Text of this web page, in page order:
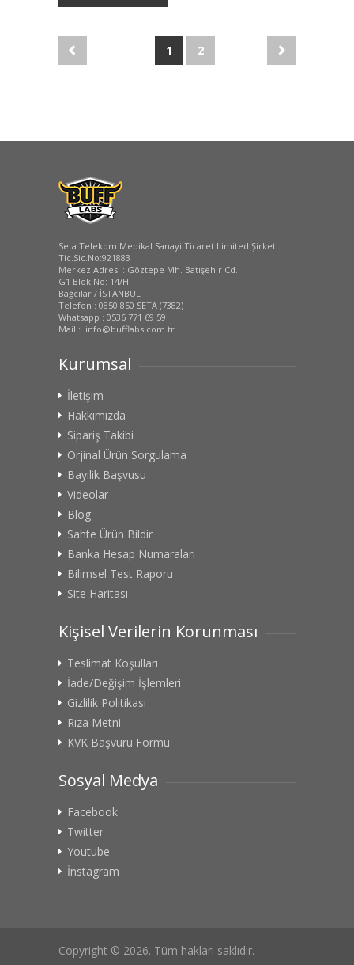
1 2
Seta Telekom Medikal Sanayi Ticaret Limited Şirketi.
Tic.Sic.No:921883
Merkez Adresi : Göztepe Mh. Batışehir Cd.
G1 Blok No: 14/H
Bağcılar / İSTANBUL
Telefon : 0850 850 SETA (7382)
Whatsapp : 0536 771 69 59
Mail : info@bufflabs.com.tr
Kurumsal
İletişim
Hakkımızda
Sipariş Takibi
Orjinal Ürün Sorgulama
Bayilik Başvusu
Videolar
Blog
Sahte Ürün Bildir
Banka Hesap Numaraları
Bilimsel Test Raporu
Site Haritası
Kişisel Verilerin Korunması
Teslimat Koşulları
İade/Değişim İşlemleri
Gizlilik Politikası
Rıza Metni
KVK Başvuru Formu
Sosyal Medya
Facebook
Twitter
Youtube
İnstagram
Copyright © 2026. Tüm hakları saklıdır.